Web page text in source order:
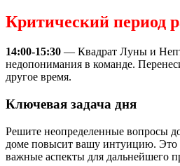
Критический период
14:00-15:30 — Квадрат Луны и
недопонимания в команде.
другое время.
Ключевая задача дня
Решите неопределенные вопросы
доме повысит вашу интуицию. Это
важные аспекты для дальнейшего